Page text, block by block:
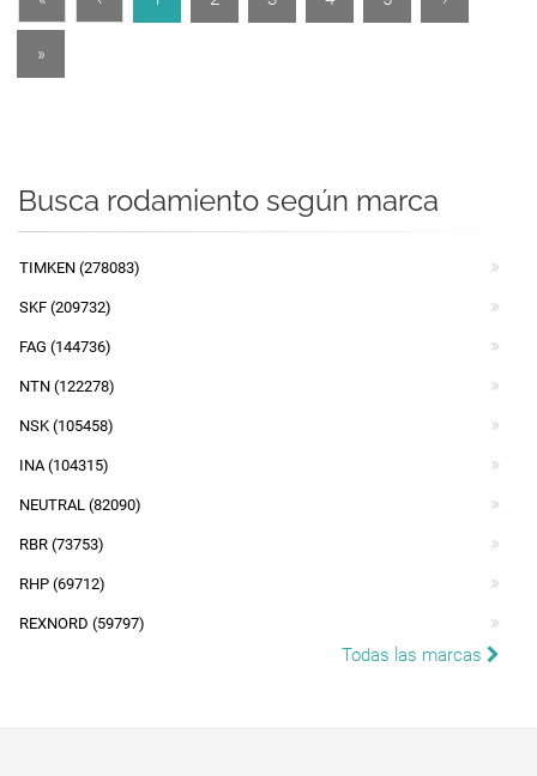
»
Busca rodamiento según marca
TIMKEN (278083)
SKF (209732)
FAG (144736)
NTN (122278)
NSK (105458)
INA (104315)
NEUTRAL (82090)
RBR (73753)
RHP (69712)
REXNORD (59797)
Todas las marcas